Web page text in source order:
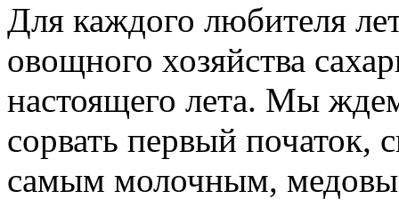
Для каждого любителя
овощного хозяйства
настоящего лета. Мы
сорвать первый початок,
самым молочным,